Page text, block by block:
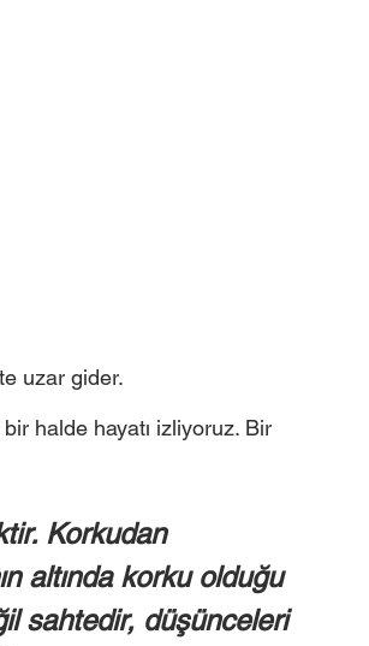
uzar gider.
halde hayatı izliyoruz. Bir
Korkudan
altında korku olduğu
sahtedir, düşünceleri